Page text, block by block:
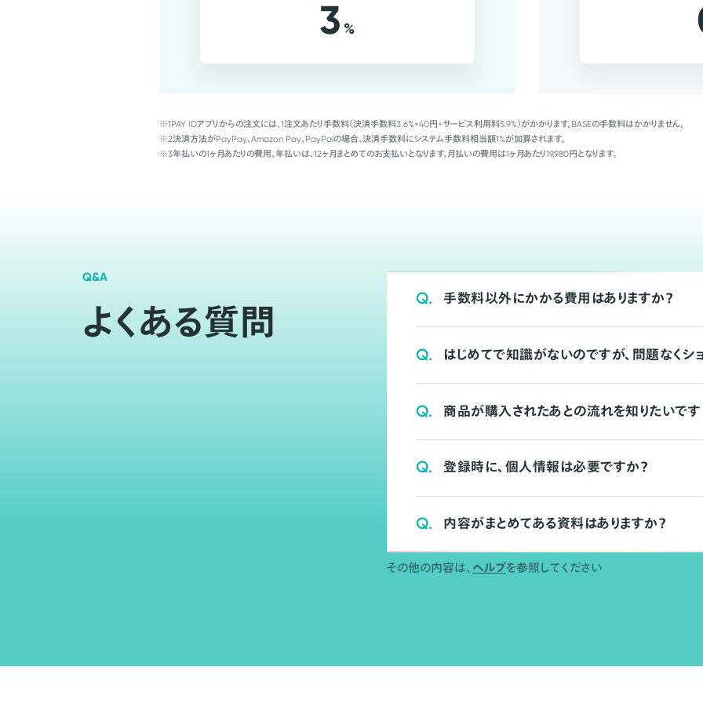
3 %
※1PAY IDアプリからの注文には、1注文あたり手数料（決済手数料3.6%+40円+サービス利用料5.9%）がかかります。BASEの手数料はかかりません。
※2決済方法がPayPay、Amazon Pay、PayPalの場合、決済手数料にシステム手数料相当額1%が加算されます。
※3年払いの1ヶ月あたりの費用。年払いは、12ヶ月まとめてのお支払いとなります。月払いの費用は1ヶ月あたり19,980円となります。
Q&A
よくある質問
Q. 手数料以外にかかる費用はありますか？
Q. はじめてで知識がないのですが、問題なくシ
Q. 商品が購入されたあとの流れを知りたいです
Q. 登録時に、個人情報は必要ですか？
Q. 内容がまとめてある資料はありますか？
その他の内容は、 ヘルプを参照してください